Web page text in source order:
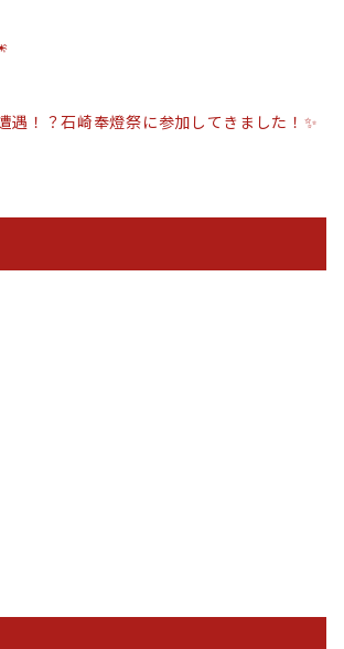
遇！？石崎奉燈祭に参加してきました！✨